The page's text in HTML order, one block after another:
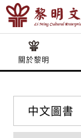
關於黎明